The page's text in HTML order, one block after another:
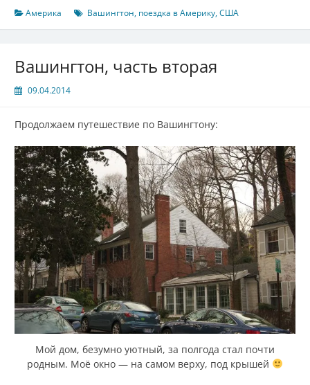
Америка Вашингтон, поездка в Америку,США
Вашингтон, часть вторая
09.04.2014
Продолжаем путешествие по Вашингтону:
Мой дом, безумно уютный, за полгода стал почти
родным. Моё окно — на самом верху, под крышей